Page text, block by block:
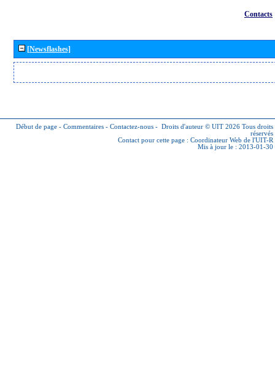
Contacts
[Newsflashes]
Début de page - Commentaires - Contactez-nous - Droits d'auteur © UIT 2026 Tous droits
réservés
Contact pour cette page : Coordinateur Web de l'UIT-R
Mis à jour le : 2013-01-30